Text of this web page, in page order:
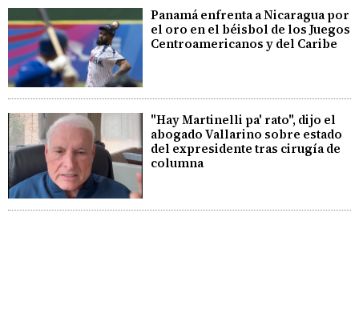
Panamá enfrenta a Nicaragua por
el oro en el béisbol de los Juegos
Centroamericanos y del Caribe
"Hay Martinelli pa' rato", dijo el
abogado Vallarino sobre estado
del expresidente tras cirugía de
columna